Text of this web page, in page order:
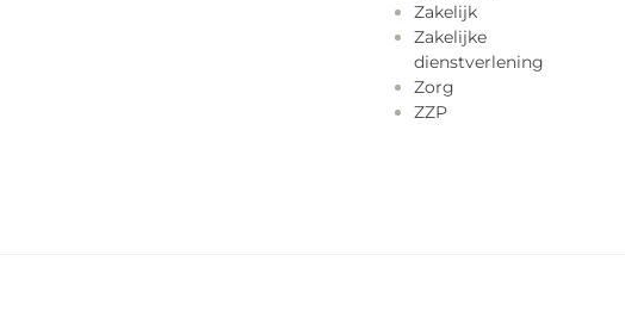
Zakelijk
Zakelijke
dienstverlening
Zorg
ZZP